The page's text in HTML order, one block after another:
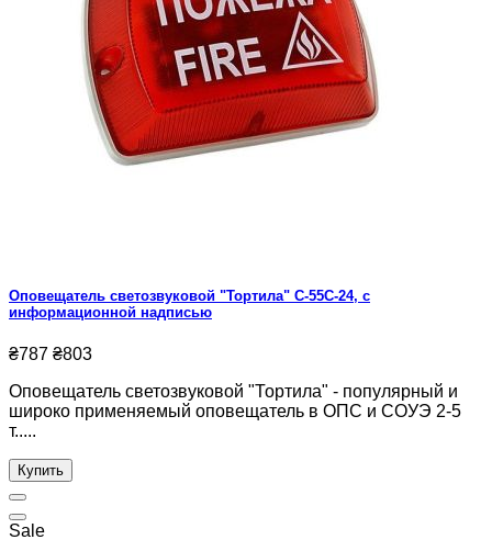
Оповещатель светозвуковой "Тортила" С-55С-24, с
информационной надписью
₴787 ₴803
Оповещатель светозвуковой "Тортила" - популярный и
широко применяемый оповещатель в ОПС и СОУЭ 2-5
т.....
Купить
Sale